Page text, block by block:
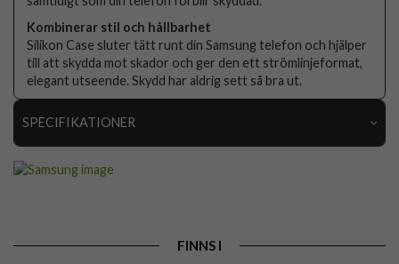
Kombinerar stil och hållbarhet
Silikon Case sluter tätt runt din Samsung telefon och hjälper
till att skydda mot skador och ger den ett strömlinjeformat,
elegant utseende. Skydd har aldrig sett så bra ut.
SPECIFIKATIONER
Trådlös laddning-kompatibel
FINNS I